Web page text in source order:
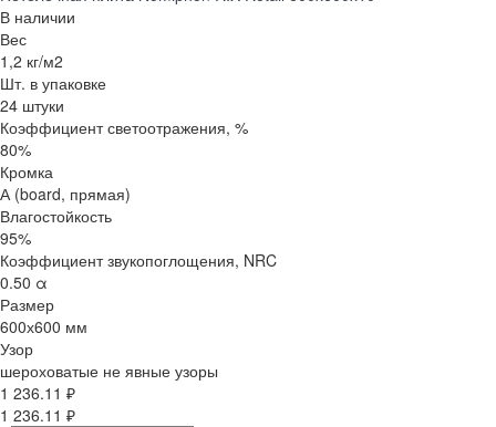
В наличии
Вес
1,2 кг/м2
Шт. в упаковке
24 штуки
Коэффициент светоотражения, %
80%
Кромка
А (board, прямая)
Влагостойкость
95%
Коэффициент звукопоглощения, NRC
0.50 α
Размер
600х600 мм
Узор
шероховатые не явные узоры
1 236.11 ₽
1 236.11 ₽